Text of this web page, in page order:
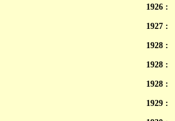
1926 :
1927 :
1928 :
1928 :
1928 :
1929 :